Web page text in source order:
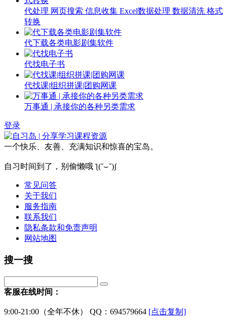
代处理 网页搜索 信息收集 Excel数据处理 数据清洗 格式
转换
代下载各类电影剧集软件
代找电子书
代找课|组织拼课|团购网课
万事通 | 承接你的各种另类需求
登录
一个快乐、友善、充满知识和惊喜的宝岛。
自习时间到了，别偷懒哦 ƪ(˘⌣˘)ʃ
常见问答
关于我们
服务指南
联系我们
隐私条款和免责声明
网站地图
搜一搜
客服在线时间：
9:00-21:00（全年不休） QQ：694579664 [点击复制]